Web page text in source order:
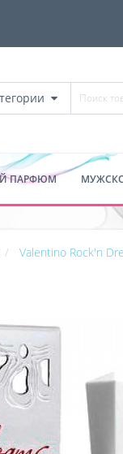
ПАРФЮМ
Valentino Rock'n